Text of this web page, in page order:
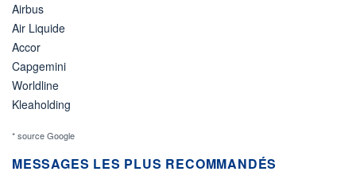
Airbus
Air Liquide
Accor
Capgemini
Worldline
Kleaholding
* source Google
MESSAGES LES PLUS RECOMMANDÉS